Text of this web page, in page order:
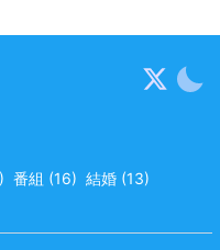
) 番組 (16) 結婚 (13)